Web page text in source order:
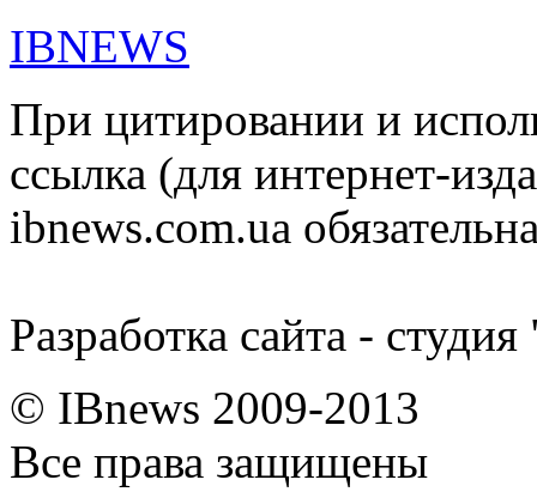
IBNEWS
При цитировании и
ссылка (для интернет-
ibnews.com.ua
Разработка сайта -
© IBnews 2009-2013
Все права защищены